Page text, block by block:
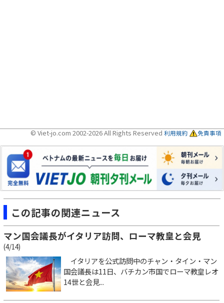
© Viet-jo.com 2002-2026 All Rights Reserved 利用規約 免責事項
この記事の関連ニュース
マン国会議長がイタリア訪問、ローマ教皇と会見
(4/14)
イタリアを公式訪問中のチャン・タイン・マン
国会議長は11日、バチカン市国でローマ教皇レオ
14世と会見...